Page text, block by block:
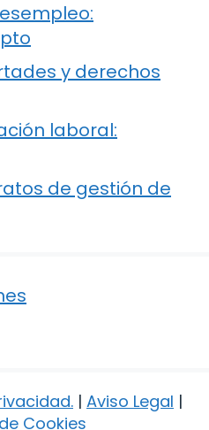
y derechos
laboral:
de gestión de
. | Aviso Legal |
Cookies